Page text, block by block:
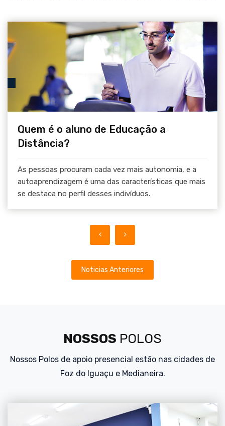
Quem é o aluno de Educação a
Distância?
As pessoas procuram cada vez mais autonomia, e a
autoaprendizagem é uma das características que mais
se destaca no perfil desses indivíduos.
Noticias Anteriores
NOSSOS POLOS
Nossos Polos de apoio presencial estão nas cidades de
Foz do Iguaçu e Medianeira.